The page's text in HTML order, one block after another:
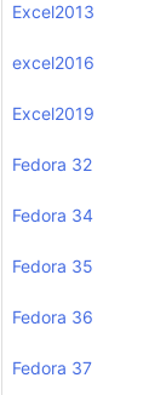
Excel2013
excel2016
Excel2019
Fedora 32
Fedora 34
Fedora 35
Fedora 36
Fedora 37